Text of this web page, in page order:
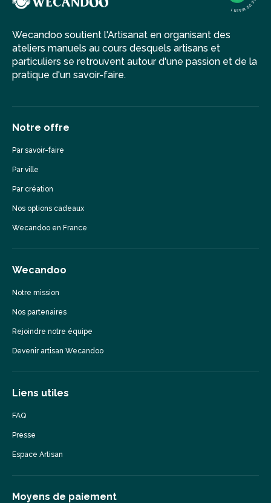
Wecandoo soutient l'Artisanat en organisant des
ateliers manuels au cours desquels artisans et
particuliers se retrouvent autour d'une passion et de la
pratique d'un savoir-faire.
Notre offre
Par savoir-faire
Par ville
Par création
Nos options cadeaux
Wecandoo en France
Wecandoo
Notre mission
Nos partenaires
Rejoindre notre équipe
Devenir artisan Wecandoo
Liens utiles
FAQ
Presse
Espace Artisan
Moyens de paiement